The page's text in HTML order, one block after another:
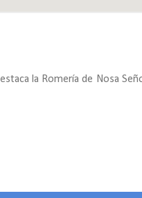
la Romería de Nosa